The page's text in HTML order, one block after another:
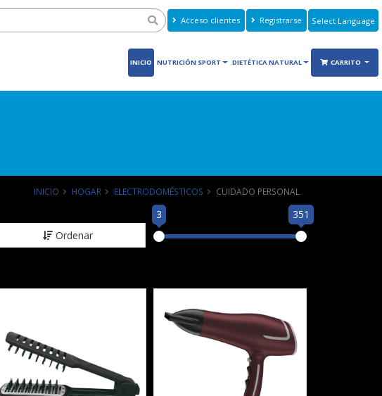
Acceso clientes Registrarse
Translate
INICIO NUTRICIÓN SPORT DIETÉTICA NATURAL CARRITO
INICIO HOGAR ELECTRODOMÉSTICOS CUIDADO PERSONAL
Ordenar
3 351